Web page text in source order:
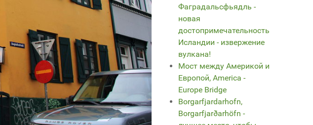
Фаградальсфьядль -
новая
достопримечательность
Исландии - извержение
вулкана!
Мост между Америкой и
Европой, America -
Europe Bridge
Borgarfjardarhofn,
Borgarfjarðarhöfn -